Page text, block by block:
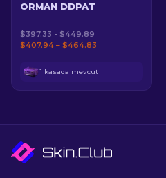
ORMAN DDPAT
$397.33 - $449.89
$407.94 – $464.83
1 kasada mevcut